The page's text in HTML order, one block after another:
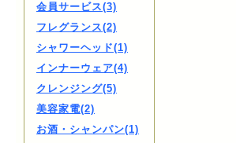
会員サービス(3)
フレグランス(2)
シャワーヘッド(1)
インナーウェア(4)
クレンジング(5)
美容家電(2)
お酒・シャンパン(1)